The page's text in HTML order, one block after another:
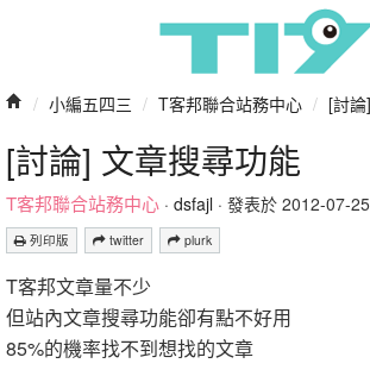
/ 小編五四三 / T客邦聯合站務中心 / [討
[討論] 文章搜尋功能
T客邦聯合站務中心 · dsfajl · 發表於 2012-07-
列印版 twitter plurk
T客邦文章量不少
但站內文章搜尋功能卻有點不好用
85%的機率找不到想找的文章